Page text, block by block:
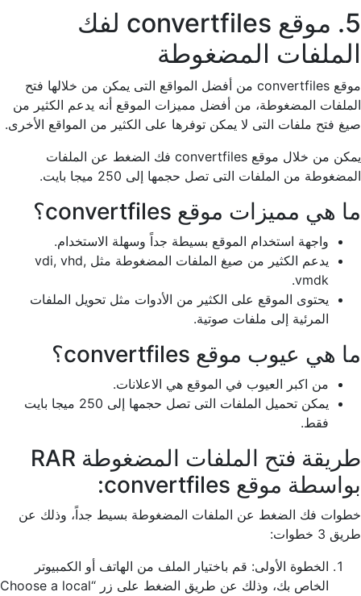
5. موقع convertfiles لفك
الملفات المضغوطة
موقع convertfiles من أفضل المواقع التى يمكن من خلالها فتح
الملفات المضغوطة، من أفضل مميزات الموقع أنه يدعم الكثير من
صيغ فتح ملفات التى لا يمكن توفرها على الكثير من المواقع الأخرى.
يمكن من خلال موقع convertfiles فك الضغط عن الملفات
المضغوطة من الملفات التى تصل حجمها إلى 250 ميجا بايت.
ما هي مميزات موقع convertfiles؟
واجهة استخدام الموقع بسيطة جداً وسهلة الاستخدام.
يدعم الكثير من صيغ الملفات المضغوطة مثل vdi, vhd,
vmdk.
يحتوى الموقع على الكثير من الأدوات مثل تحويل الملفات
المرئية إلى ملفات صوتية.
ما هي عيوب موقع convertfiles؟
من اكبر العيوب في الموقع هي الاعلانات.
يمكن تحميل الملفات التى تصل حجمها إلى 250 ميجا بايت
فقط.
طريقة فتح الملفات المضغوطة RAR
بواسطة موقع convertfiles:
خطوات فك الضغط عن الملفات المضغوطة بسيط جداً، وذلك عن
طريق 3 خطوات:
الخطوة الأولى: قم باختيار الملف من الهاتف أو الكمبيوتر
الخاص بك، وذلك عن طريق الضغط على زر “Choose a local